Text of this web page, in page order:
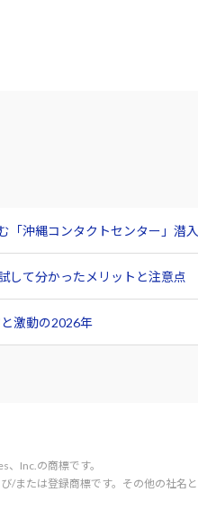
沖縄コンタクトセンター」潜
して分かったメリットと注意点
激動の2026年
Inc.の商標です。
/または登録商標です。その他の社名